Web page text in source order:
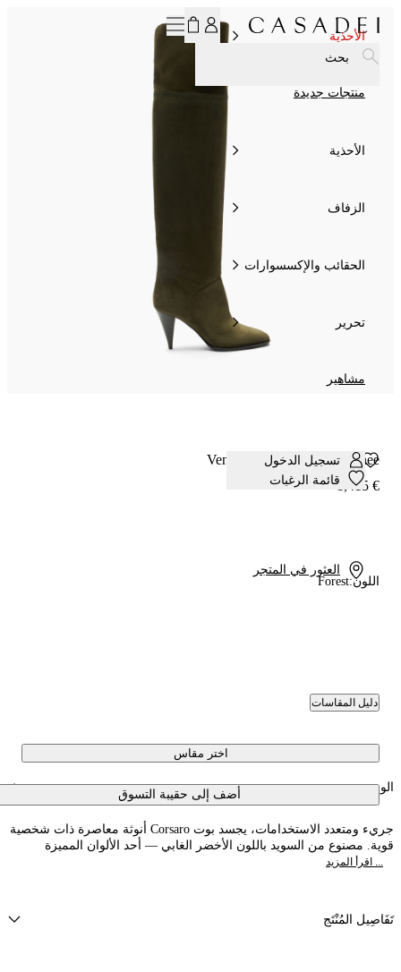
الأحذية
منتجات جديدة
الأحذية
الزفاف
الحقائب والإكسسوارات
تحرير
مشاهير
تسجيل الدخول
قائمة الرغبات
العثور في المتجر
بحث
Venus Nomad Over The Knee
€ 1,415
اللون:Forest
دليل المقاسات
اختر مقاس
أضف إلى حقيبة التسوق
الوصف
جريء ومتعدد الاستخدامات، يجسد بوت Corsaro أنوثة معاصرة ذات شخصية
قوية. مصنوع من السويد باللون الأخضر الغابي — أحد الألوان المميزة
... اقرأ المزيد
تَفَاصِيل المُنْتَج